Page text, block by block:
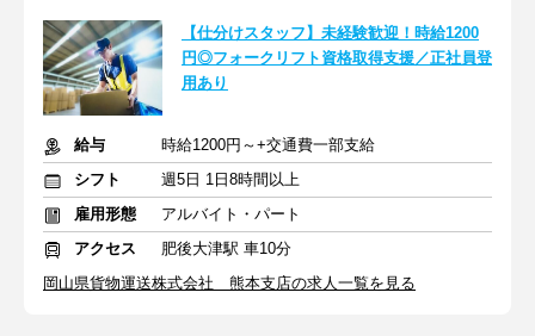
【仕分けスタッフ】未経験歓迎！時給1200
円◎フォークリフト資格取得支援／正社員登
用あり
給与
時給1200円～+交通費一部支給
シフト
週5日 1日8時間以上
雇用形態
アルバイト・パート
アクセス
肥後大津駅 車10分
岡山県貨物運送株式会社 熊本支店の求人一覧を見る